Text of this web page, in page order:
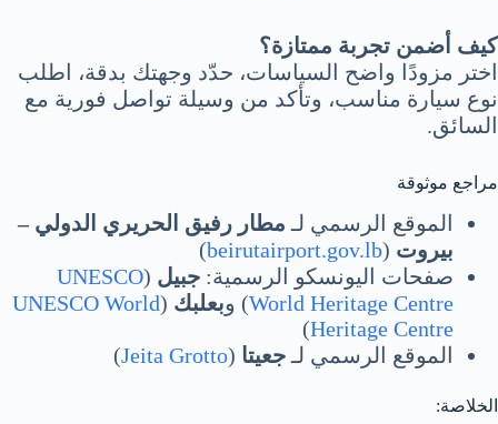
كيف أضمن تجربة ممتازة؟
اختر مزودًا واضح السياسات، حدّد وجهتك بدقة، اطلب
نوع سيارة مناسب، وتأكد من وسيلة تواصل فورية مع
السائق.
مراجع موثوقة
الموقع الرسمي لـ مطار رفيق الحريري الدولي –
بيروت (
beirutairport.gov.lb
)
صفحات اليونسكو الرسمية: جبيل (
UNESCO
World Heritage Centre) وبعلبك (
UNESCO World
Heritage Centre
)
الموقع الرسمي لـجعيتا (
Jeita Grotto
)
الخلاصة: